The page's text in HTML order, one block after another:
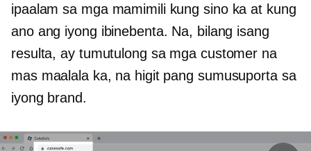
ipaalam sa mga mamimili kung sino ka at kung
ano ang iyong ibinebenta. Na, bilang isang
resulta, ay tumutulong sa mga customer na
mas maalala ka, na higit pang sumusuporta sa
iyong brand.